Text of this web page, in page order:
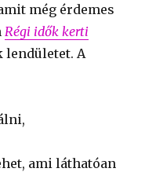
még érdemes
Régi idők kerti
lendületet. A
ami láthatóan